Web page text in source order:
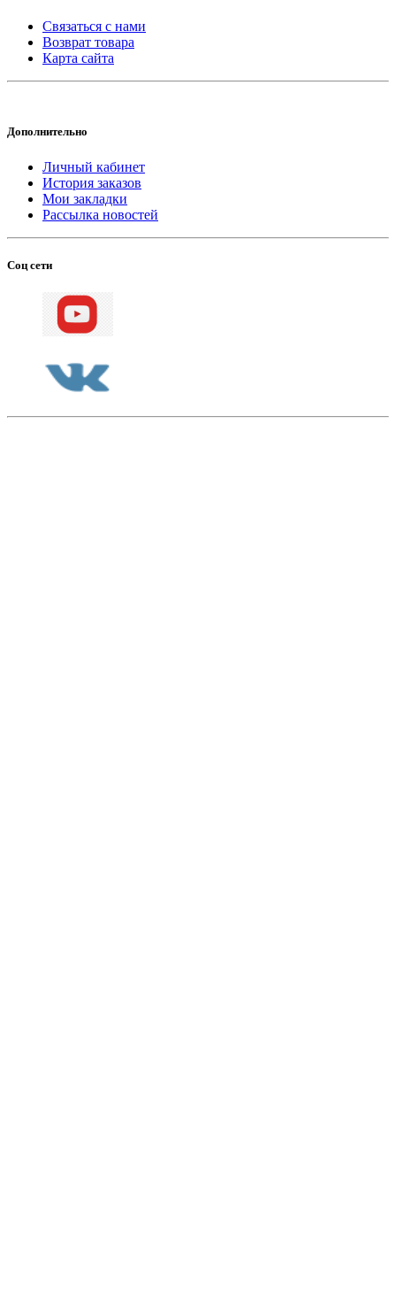
Связаться с нами
Возврат товара
Карта сайта
Дополнительно
Личный кабинет
История заказов
Мои закладки
Рассылка новостей
Соц сети